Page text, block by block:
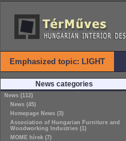
Emphasized topic: LIGHT
News categories
News (112)
News (45)
Homepage News (3)
Association of Hungarian Furniture and
Woodworking Industries (1)
MOME hírek (7)